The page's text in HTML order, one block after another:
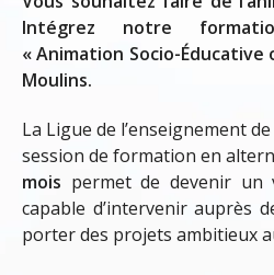
Intégrez notre
« Animation Socio-Éducative
Moulins.
La Ligue de l’enseignement
session de formation en
mois permet de devenir un
capable d’intervenir auprès
porter des projets ambitieux